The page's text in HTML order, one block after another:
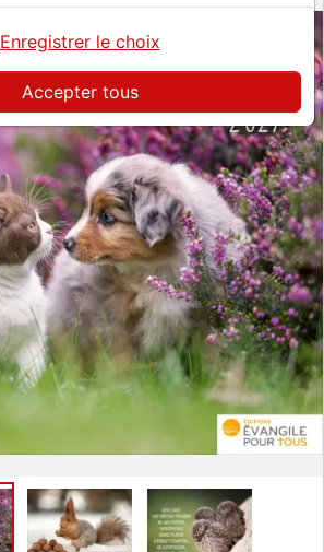
Accepter tous
Enregistrer le choix